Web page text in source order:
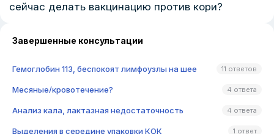
сейчас делать вакцинацию против кори?
Завершенные консультации
Гемоглобин 113, беспокоят лимфоузлы на шее 11 ответов
Месяные/кровотечение? 4 ответа
Анализ кала, лактазная недостаточность 4 ответа
Выделения в середине упаковки КОК 1 ответ